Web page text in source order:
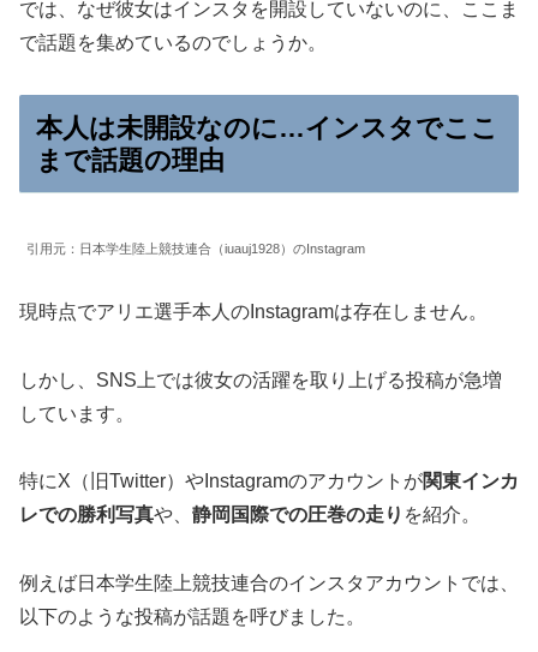
では、なぜ彼女はインスタを開設していないのに、ここま
で話題を集めているのでしょうか。
本人は未開設なのに…インスタでここ
まで話題の理由
引用元：日本学生陸上競技連合（iuauj1928）のInstagram
現時点でアリエ選手本人のInstagramは存在しません。
しかし、SNS上では彼女の活躍を取り上げる投稿が急増
しています。
特にX（旧Twitter）やInstagramのアカウントが関東インカ
レでの勝利写真や、 静岡国際での圧巻の走り を紹介。
例えば日本学生陸上競技連合のインスタアカウントでは、
以下のような投稿が話題を呼びました。